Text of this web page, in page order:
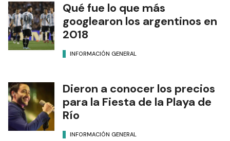
Qué fue lo que más
googlearon los argentinos en
2018
INFORMACIÓN GENERAL
Dieron a conocer los precios
para la Fiesta de la Playa de
Río
INFORMACIÓN GENERAL